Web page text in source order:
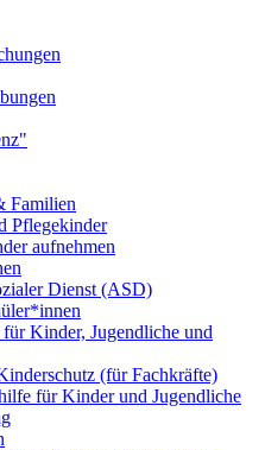
Familien
Pflegekinder
aufnehmen
Dienst (ASD)
Kinder, Jugendliche und
(für Fachkräfte)
für Kinder und Jugendliche